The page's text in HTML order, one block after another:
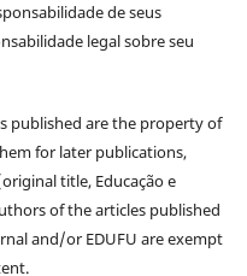
de seus
legal sobre seu
published are the property of
for later publications,
title, Educação e
of the articles published
and/or EDUFU are exempt